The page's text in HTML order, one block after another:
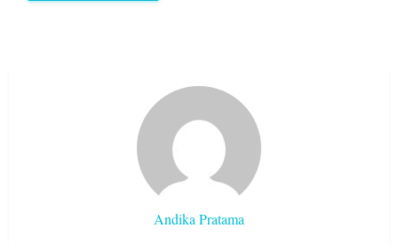
Andika Pratama